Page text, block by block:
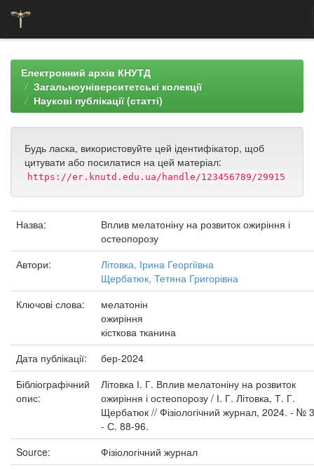
navigationЕлектронний архів КНУТД
Загальноуніверситетські колекції
Наукові публікації (статті)
Будь ласка, використовуйте цей ідентифікатор, щоб
цитувати або посилатися на цей матеріал:
https://er.knutd.edu.ua/handle/123456789/29915
Назва:
Вплив мелатоніну на розвиток ожиріння і
остеопорозу
Автори:
Літовка, Ірина Георгіївна
Щербатюк, Тетяна Григорівна
Ключові слова:
мелатонін
ожиріння
кісткова тканина
Дата публікації:
бер-2024
Бібліографічний
опис:
Літовка І. Г. Вплив мелатоніну на розвиток
ожиріння і остеопорозу / І. Г. Літовка, Т. Г.
Щербатюк // Фізіологічний журнал, 2024. - №
- С. 88-96.
Source:
Фізіологічний журнал